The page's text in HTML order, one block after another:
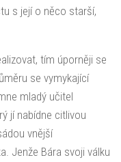
s její o něco starší,
tím úporněji se
se vymykající
mladý učitel
jí nabídne citlivou
vnější
Jenže Bára svoji válku